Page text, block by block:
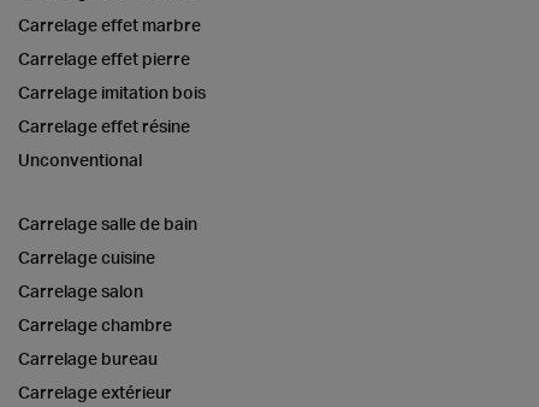
Carrelage effet marbre
Carrelage effet pierre
Carrelage imitation bois
Carrelage effet résine
Unconventional
Carrelage salle de bain
Carrelage cuisine
Carrelage salon
Carrelage chambre
Carrelage bureau
Carrelage extérieur